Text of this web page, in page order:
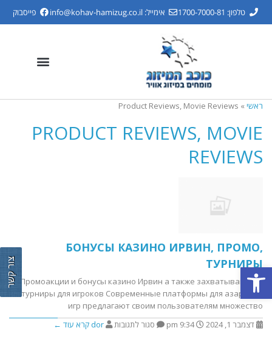
פתח סרגל נגישות
טלפון: 1700-7000-81 אימייל:info@kohav-hamizug.co.il פייסבוק
ראשי »
Product Reviews, Movie Reviews
PRODUCT REVIEWS, MOVIE
REVIEWS
БОНУСЫ КАЗИНО ИРВИН, ПРОМО,
ТУРНИРЫ
Промоакции и бонусы казино Ирвин а также захватывающие
турниры для игроков Современные платформы для азартных
игр предлагают своим пользователям множество
דצמבר 1, 2024
9:34 pm סגור לתגובות dorקרא עוד ←
צור קשר